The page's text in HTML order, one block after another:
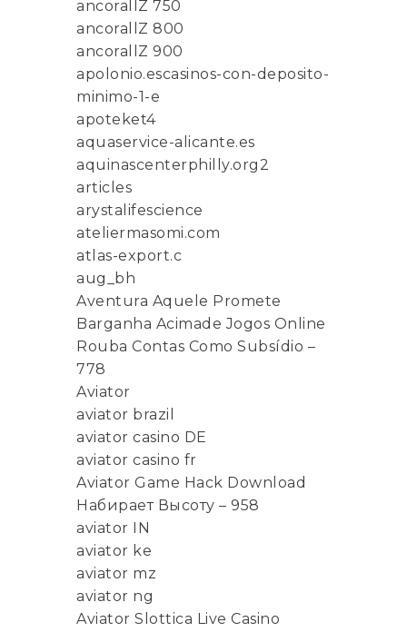
ancorallZ 750
ancorallZ 800
ancorallZ 900
apolonio.escasinos-con-deposito-
minimo-1-e
apoteket4
aquaservice-alicante.es
aquinascenterphilly.org2
articles
arystalifescience
ateliermasomi.com
atlas-export.c
aug_bh
Aventura Aquele Promete
Barganha Acimade Jogos Online
Rouba Contas Como Subsídio –
778
Aviator
aviator brazil
aviator casino DE
aviator casino fr
Aviator Game Hack Download
Набирает Высоту – 958
aviator IN
aviator ke
aviator mz
aviator ng
Aviator Slottica Live Casino